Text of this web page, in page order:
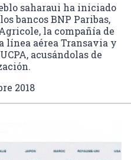
saharaui ha iniciado
bancos BNP Paribas,
la compañía de
línea aérea Transavia y
acusándolas de
2018